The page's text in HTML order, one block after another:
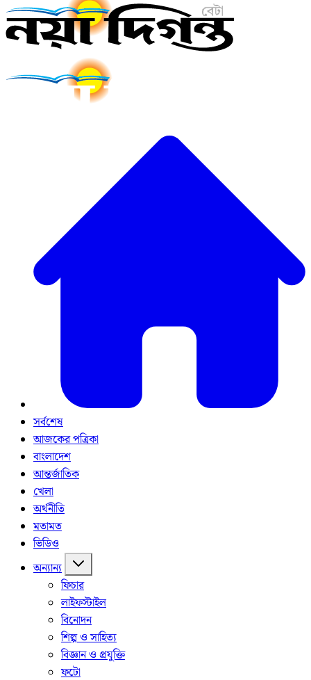
সর্বশেষ
আজকের পত্রিকা
বাংলাদেশ
আন্তর্জাতিক
খেলা
অর্থনীতি
মতামত
ভিডিও
অন্যান্য
ফিচার
লাইফস্টাইল
বিনোদন
শিল্প ও সাহিত্য
বিজ্ঞান ও প্রযুক্তি
ফটো